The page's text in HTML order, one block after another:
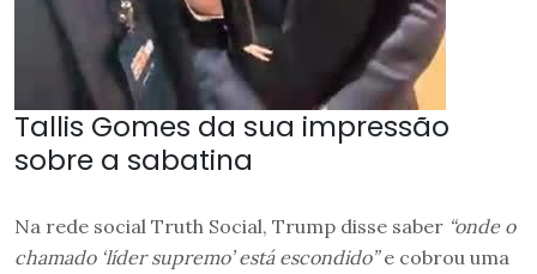
Tallis Gomes da sua impressão
sobre a sabatina
Na rede social Truth Social, Trump disse saber “onde o
chamado ‘líder supremo’ está escondido”e cobrou uma